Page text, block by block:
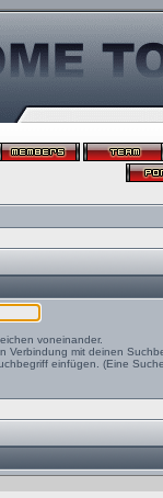
voneinander.
Verbindung mit deinen
einfügen. (Eine